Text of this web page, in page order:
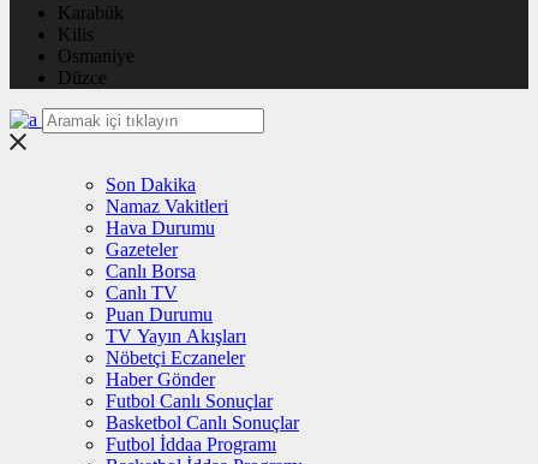
Karabük
Kilis
Osmaniye
Düzce
Son Dakika
Namaz Vakitleri
Hava Durumu
Gazeteler
Canlı Borsa
Canlı TV
Puan Durumu
TV Yayın Akışları
Nöbetçi Eczaneler
Haber Gönder
Futbol Canlı Sonuçlar
Basketbol Canlı Sonuçlar
Futbol İddaa Programı